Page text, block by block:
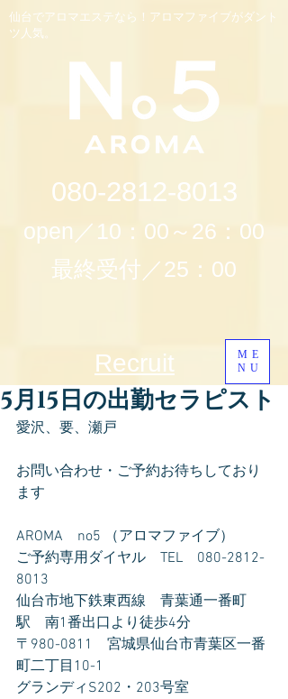
仙台でアロマエステなら！アロマファイブがダント
ツ人気。
080-2812-8013
open／10：00～26：00
最終受付／25：00
ME
NU
Recruit
5月15日の出勤セラピスト
愛沢、要、瀬戸
お問い合わせ・ご予約お待ちしており
ます
AROMA　no5 （アロマファイブ）
ご予約専用ダイヤル　TEL　080-2812-
8013
仙台市地下鉄東西線　青葉通一番町
駅　南1番出口より徒歩4分
〒980-0811　宮城県仙台市青葉区一番
町二丁目10-1
グランディS202・203号室